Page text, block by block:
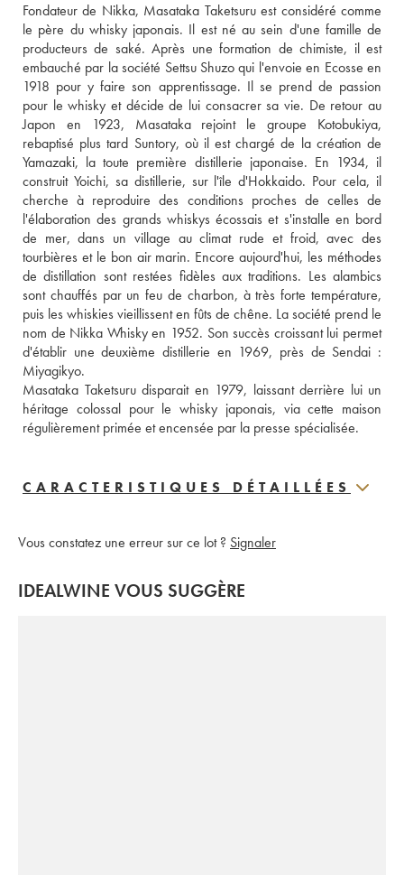
Fondateur de Nikka, Masataka Taketsuru est considéré comme
le père du whisky japonais. Il est né au sein d'une famille de
producteurs de saké. Après une formation de chimiste, il est
embauché par la société Settsu Shuzo qui l'envoie en Ecosse en
1918 pour y faire son apprentissage. Il se prend de passion
pour le whisky et décide de lui consacrer sa vie. De retour au
Japon en 1923, Masataka rejoint le groupe Kotobukiya,
rebaptisé plus tard Suntory, où il est chargé de la création de
Yamazaki, la toute première distillerie japonaise. En 1934, il
construit Yoichi, sa distillerie, sur l'île d'Hokkaido. Pour cela, il
cherche à reproduire des conditions proches de celles de
l'élaboration des grands whiskys écossais et s'installe en bord
de mer, dans un village au climat rude et froid, avec des
tourbières et le bon air marin. Encore aujourd'hui, les méthodes
de distillation sont restées fidèles aux traditions. Les alambics
sont chauffés par un feu de charbon, à très forte température,
puis les whiskies vieillissent en fûts de chêne. La société prend le
nom de Nikka Whisky en 1952. Son succès croissant lui permet
d'établir une deuxième distillerie en 1969, près de Sendai :
Miyagikyo.
Masataka Taketsuru disparait en 1979, laissant derrière lui un
héritage colossal pour le whisky japonais, via cette maison
régulièrement primée et encensée par la presse spécialisée.
CARACTERISTIQUES DÉTAILLÉES
Vous constatez une erreur sur ce lot ? Signaler
IDEALWINE VOUS SUGGÈRE